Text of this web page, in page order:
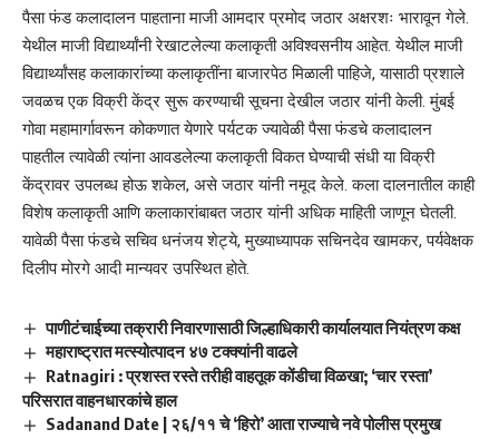
पैसा फंड कलादालन पाहताना माजी आमदार प्रमोद जठार अक्षरशः भारावून गेले.
येथील माजी विद्यार्थ्यांनी रेखाटलेल्या कलाकृती अविश्वसनीय आहेत. येथील माजी
विद्यार्थ्यांसह कलाकारांच्या कलाकृतींना बाजारपेठ मिळाली पाहिजे, यासाठी प्रशाले
जवळच एक विक्री केंद्र सुरू करण्याची सूचना देखील जठार यांनी केली. मुंबई
गोवा महामार्गावरून कोकणात येणारे पर्यटक ज्यावेळी पैसा फंडचे कलादालन
पाहतील त्यावेळी त्यांना आवडलेल्या कलाकृती विकत घेण्याची संधी या विक्री
केंद्रावर उपलब्ध होऊ शकेल, असे जठार यांनी नमूद केले. कला दालनातील काही
विशेष कलाकृती आणि कलाकारांबाबत जठार यांनी अधिक माहिती जाणून घेतली.
यावेळी पैसा फंडचे सचिव धनंजय शेट्ये, मुख्याध्यापक सचिनदेव खामकर, पर्यवेक्षक
दिलीप मोरगे आदी मान्यवर उपस्थित होते.
पाणीटंचाईच्या तक्रारी निवारणासाठी जिल्हाधिकारी कार्यालयात नियंत्रण कक्ष
महाराष्ट्रात मत्स्योत्पादन ४७ टक्क्यांनी वाढले
Ratnagiri : प्रशस्त रस्ते तरीही वाहतूक कोंडीचा विळखा; ‘चार रस्ता’
परिसरात वाहनधारकांचे हाल
Sadanand Date | २६/११ चे ‘हिरो’ आता राज्याचे नवे पोलीस प्रमुख